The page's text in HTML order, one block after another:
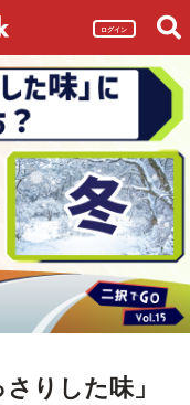
ログイン
りした味」